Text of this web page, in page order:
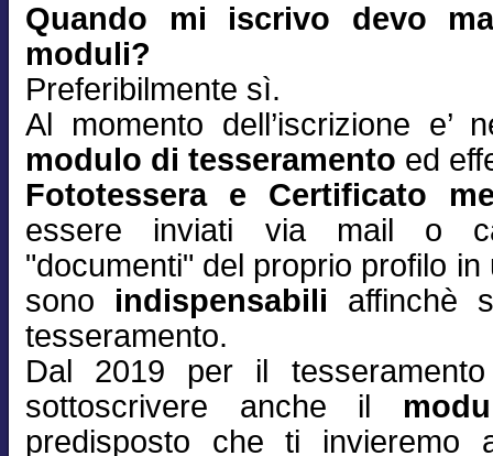
Quando mi iscrivo devo
moduli?
Preferibilmente sì.
Al momento dell’iscrizione e’
modulo di tesseramento ed
Fototessera e Certificato
essere inviati via mail o
"documenti" del proprio profilo
sono indispensabili affinchè
tesseramento.
Dal 2019 per il
sottoscrivere anche il
predisposto che ti invieremo